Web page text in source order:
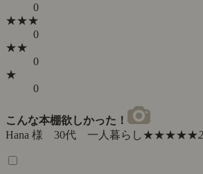
0
★★★
0
★★
0
★
0
こんな本棚欲しかった！
Hana 様 30代 一人暮らし★★★★★